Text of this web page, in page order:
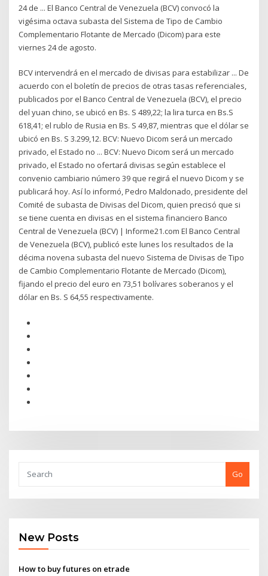
24 de ... El Banco Central de Venezuela (BCV) convocó la
vigésima octava subasta del Sistema de Tipo de Cambio
Complementario Flotante de Mercado (Dicom) para este
viernes 24 de agosto.
BCV intervendrá en el mercado de divisas para estabilizar ... De
acuerdo con el boletín de precios de otras tasas referenciales,
publicados por el Banco Central de Venezuela (BCV), el precio
del yuan chino, se ubicó en Bs. S 489,22; la lira turca en Bs.S
618,41; el rublo de Rusia en Bs. S 49,87, mientras que el dólar se
ubicó en Bs. S 3.299,12. BCV: Nuevo Dicom será un mercado
privado, el Estado no ... BCV: Nuevo Dicom será un mercado
privado, el Estado no ofertará divisas según establece el
convenio cambiario número 39 que regirá el nuevo Dicom y se
publicará hoy. Así lo informó, Pedro Maldonado, presidente del
Comité de subasta de Divisas del Dicom, quien precisó que si
se tiene cuenta en divisas en el sistema financiero Banco
Central de Venezuela (BCV) | Informe21.com El Banco Central
de Venezuela (BCV), publicó este lunes los resultados de la
décima novena subasta del nuevo Sistema de Divisas de Tipo
de Cambio Complementario Flotante de Mercado (Dicom),
fijando el precio del euro en 73,51 bolívares soberanos y el
dólar en Bs. S 64,55 respectivamente.
Go
New Posts
How to buy futures on etrade